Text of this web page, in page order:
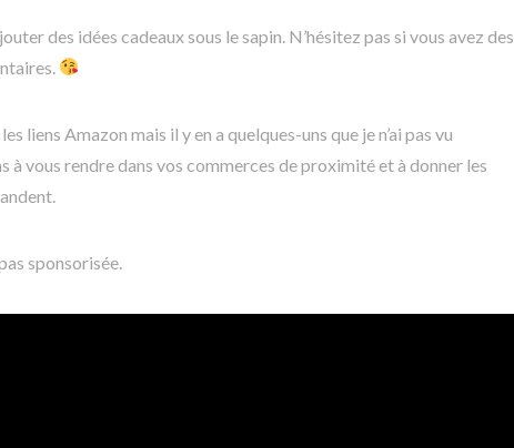
des idées cadeaux sous le sapin. N’hésitez pas si vous avez des
liens Amazon mais il y en a quelques-uns que je n’ai pas vu
à vous rendre dans vos commerces de proximité et à donner les
sponsorisée.